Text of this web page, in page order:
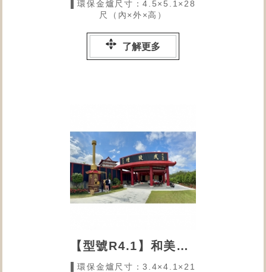
▌環保金爐尺寸：4.5×5.1×28
尺（內×外×高）
了解更多
【型號R4.1】和美武陵壇的環保金爐
▌環保金爐尺寸：3.4×4.1×21